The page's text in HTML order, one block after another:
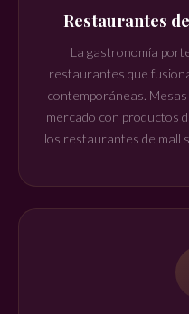
Restaurantes
La gastronomía
restaurantes que
contemporáneas.
mercado con productos
los restaurantes de mall